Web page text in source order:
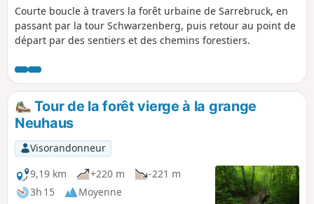
Courte boucle à travers la forêt urbaine de Sarrebruck, en
passant par la tour Schwarzenberg, puis retour au point de
départ par des sentiers et des chemins forestiers.
Tour de la forêt vierge à la grange
Neuhaus
Visorandonneur
9,19 km
+220 m
-221 m
3h 15
Moyenne